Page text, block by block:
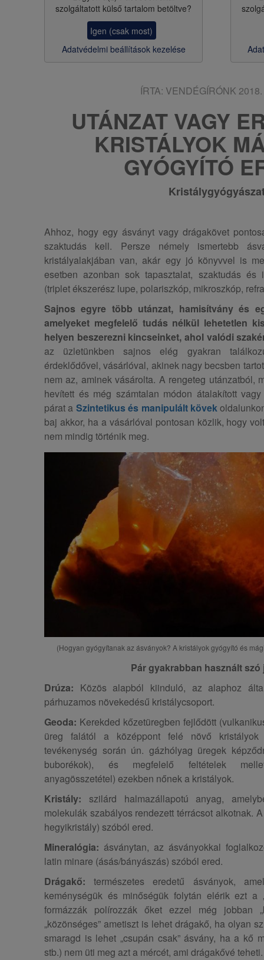
szolgáltatott külső tartalom betöltve?
Igen (csak most)
Adatvédelmi beállítások kezelése
ÍRTA: VENDÉGÍRÓNK
UTÁNZAT VAGY
KRISTÁLYOK
GYÓGYÍTÓ
Ahhoz, hogy egy ásványt vagy drágakövet
szaktudás kell. Persze némely ismertebb
kristályalakjában van, akár egy jó könyvvel is
esetben azonban sok tapasztalat, szaktudás és
(triplet ékszerész lupe, polariszkóp, mikroszkóp,
Sajnos egyre több utánzat, hamisítvány és
amelyeket megfelelő tudás nélkül lehetetlen
helyen beszerezni kincseinket, ahol valódi
az üzletünkben sajnos elég gyakran
érdeklődővel, vásárlóval, akinek nagy becsben
nem az, aminek vásárolta. A rengeteg utánzatból,
hevített és még számtalan módon átalakított
párat a Szintetikus és manipulált kövek
baj akkor, ha a vásárlóval pontosan közlik, hogy
nem mindig történik meg.
(Hogyan gyógyítanak az ásványok? A kristályok gyógyító és
Pár gyakrabban használt szó
Drúza: Közös alapból kiinduló, az alaphoz
párhuzamos növekedésű kristálycsoport.
Geoda: Kerekded kőzetüregben fejlődött
üreg falától a középpont felé növő kristályok
tevékenység során ún. gázhólyag üregek
buborékok), és megfelelő feltételek
anyagösszetétel) ezekben nőnek a kristályok.
Kristály: szilárd halmazállapotú anyag,
molekulák szabályos rendezett térrácsot alkotnak.
hegyikristály) szóból ered.
Mineralógia: ásványtan, az ásványokkal
latin minare (ásás/bányászás) szóból ered.
Drágakő: természetes eredetű ásványok,
keménységük és minőségük folytán elérik ezt a
formázzák polírozzák őket ezzel még jobban
„közönséges” ametiszt is lehet drágakő, ha olyan
smaragd is lehet „csupán csak” ásvány, ha a kő
stb.) nem üti meg azt a mércét, ami drágakővé teheti.